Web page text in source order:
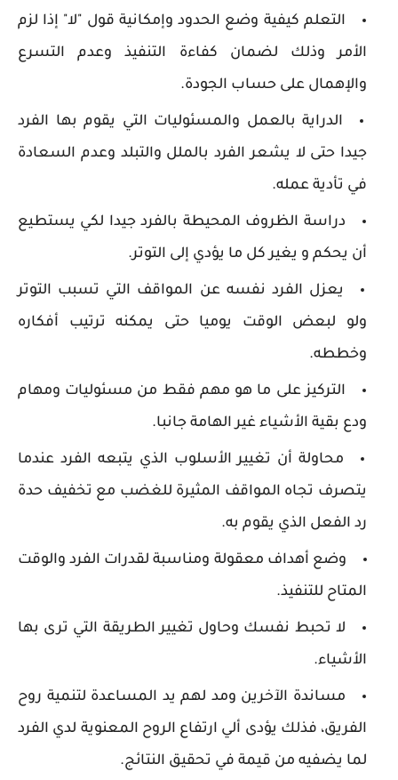
التعلم كيفية وضع الحدود وإمكانية قول "لا" إذا لزم
الأمر وذلك لضمان كفاءة التنفيذ وعدم التسرع
والإهمال على حساب الجودة.
الدراية بالعمل والمسئوليات التي يقوم بها الفرد
جيدا حتى لا يشعر الفرد بالملل والتبلد وعدم السعادة
في تأدية عمله.
دراسة الظروف المحيطة بالفرد جيدا لكي يستطيع
أن يحكم و يغير كل ما يؤدي إلى التوتر.
يعزل الفرد نفسه عن المواقف التي تسبب التوتر
ولو لبعض الوقت يوميا حتى يمكنه ترتيب أفكاره
وخططه.
التركيز على ما هو مهم فقط من مسئوليات ومهام
ودع بقية الأشياء غير الهامة جانبا.
محاولة أن تغيير الأسلوب الذي يتبعه الفرد عندما
يتصرف تجاه المواقف المثيرة للغضب مع تخفيف حدة
رد الفعل الذي يقوم به.
وضع أهداف معقولة ومناسبة لقدرات الفرد والوقت
المتاح للتنفيذ.
لا تحبط نفسك وحاول تغيير الطريقة التي ترى بها
الأشياء.
مساندة الآخرين ومد لهم يد المساعدة لتنمية روح
الفريق، فذلك يؤدى ألي ارتفاع الروح المعنوية لدي الفرد
لما يضفيه من قيمة في تحقيق النتائج.